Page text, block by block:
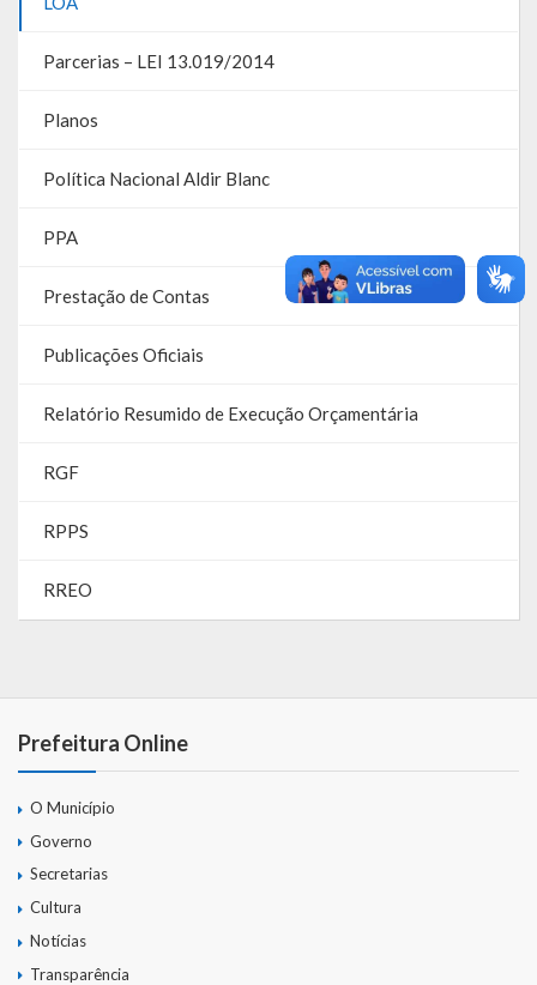
Galeria de Fotos
Vídeos
Programas
Publicações
Covid 19
LicitaCon Cidadão
Prestação de Contas
Demonstrativos Contábeis
Legislativo
Parcerias – LEI 13.019/2014
Planos
Política Nacional Aldir Blanc
PPA
Prestação de Contas
Publicações Oficiais
Relatório Resumido de Execução Orçamentária
RGF
RPPS
RREO
Prefeitura Online
O Município
Governo
Secretarias
Cultura
Notícias
Transparência